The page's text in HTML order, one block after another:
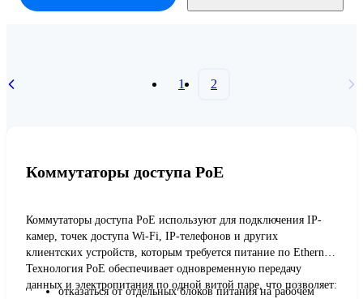
1 2
Коммутаторы доступа PoE
Коммутаторы доступа PoE используют для подключения IP-
камер, точек доступа Wi-Fi, IP-телефонов и других
клиентских устройств, которым требуется питание по Ethernet.
Технология PoE обеспечивает одновременную передачу
данных и электропитания по одной витой паре, что позволяет:
отказаться от отдельных блоков питания на рабочем